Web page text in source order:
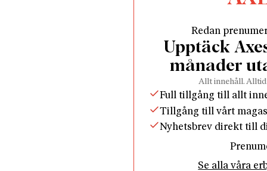
Redan
Upptäck
månader
Allt innehåll.
Full tillgång till allt
Tillgång till vårt
Nyhetsbrev direkt till
Se alla våra